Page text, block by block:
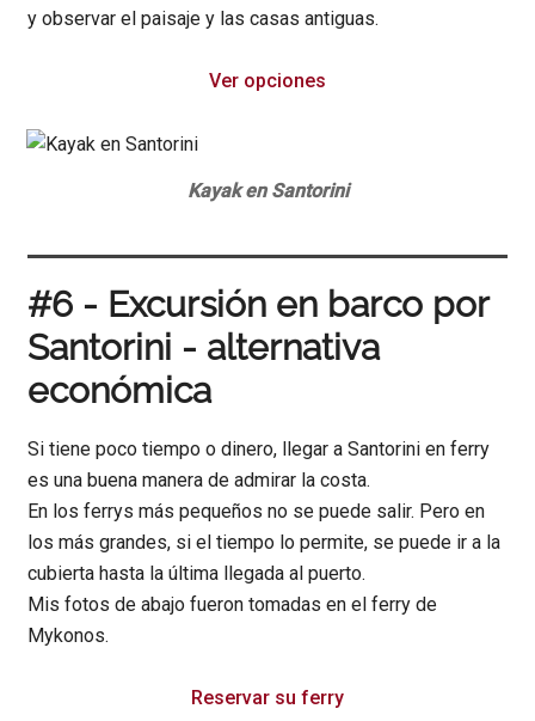
y observar el paisaje y las casas antiguas.
Ver opciones
Kayak en Santorini
#6 - Excursión en barco por
Santorini - alternativa
económica
Si tiene poco tiempo o dinero, llegar a Santorini en ferry
es una buena manera de admirar la costa.
En los ferrys más pequeños no se puede salir. Pero en
los más grandes, si el tiempo lo permite, se puede ir a la
cubierta hasta la última llegada al puerto.
Mis fotos de abajo fueron tomadas en el ferry de
Mykonos.
Reservar su ferry